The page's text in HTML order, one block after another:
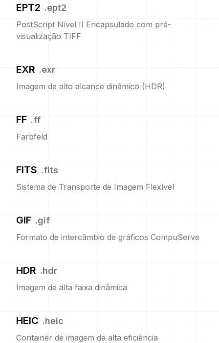
EPT2 .ept2
PostScript Nível II Encapsulado com pré-
visualização TIFF
EXR .exr
Imagem de alto alcance dinâmico (HDR)
FF .ff
Farbfeld
FITS .fits
Sistema de Transporte de Imagem Flexível
GIF .gif
Formato de intercâmbio de gráficos CompuServe
HDR .hdr
Imagem de alta faixa dinâmica
HEIC .heic
Container de imagem de alta eficiência